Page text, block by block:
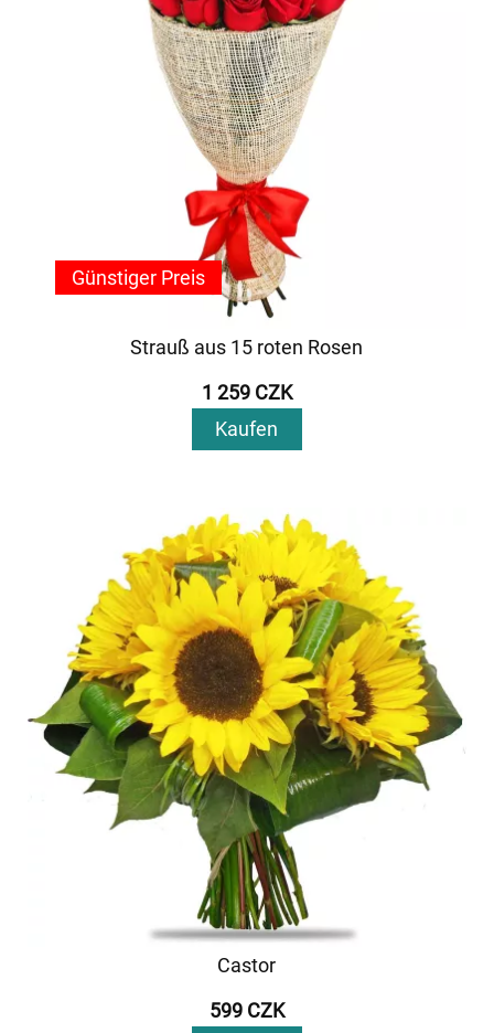
Strauß aus 15 roten Rosen
1 259 CZK
Kaufen
Günstiger Preis
Castor
599 CZK